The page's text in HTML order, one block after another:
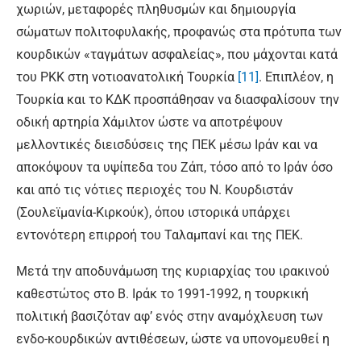
χωριών, μεταφορές πληθυσμών και δημιουργία
σώματων πολιτοφυλακής, προφανώς στα πρότυπα των
κουρδικών «ταγμάτων ασφαλείας», που μάχονται κατά
του PKK στη νοτιοανατολική Τουρκία [11]. Επιπλέον, η
Τουρκία και το ΚΔΚ προσπάθησαν να διασφαλίσουν την
οδική αρτηρία Χάμιλτον ώστε να αποτρέψουν
μελλοντικές διεισδύσεις της ΠΕΚ μέσω Ιράν και να
αποκόψουν τα υψίπεδα του Ζάπ, τόσο από το Ιράν όσο
και από τις νότιες περιοχές του Ν. Κουρδιστάν
(Σουλεϊμανία-Κιρκούκ), όπου ιστορικά υπάρχει
εντονότερη επιρροή του Ταλαμπανί και της ΠΕΚ.
Μετά την αποδυνάμωση της κυριαρχίας του ιρακινού
καθεστώτος στο Β. Ιράκ το 1991-1992, η τουρκική
πολιτική βασιζόταν αφ’ ενός στην αναμόχλευση των
ενδο-κουρδικών αντιθέσεων, ώστε να υπονομευθεί η